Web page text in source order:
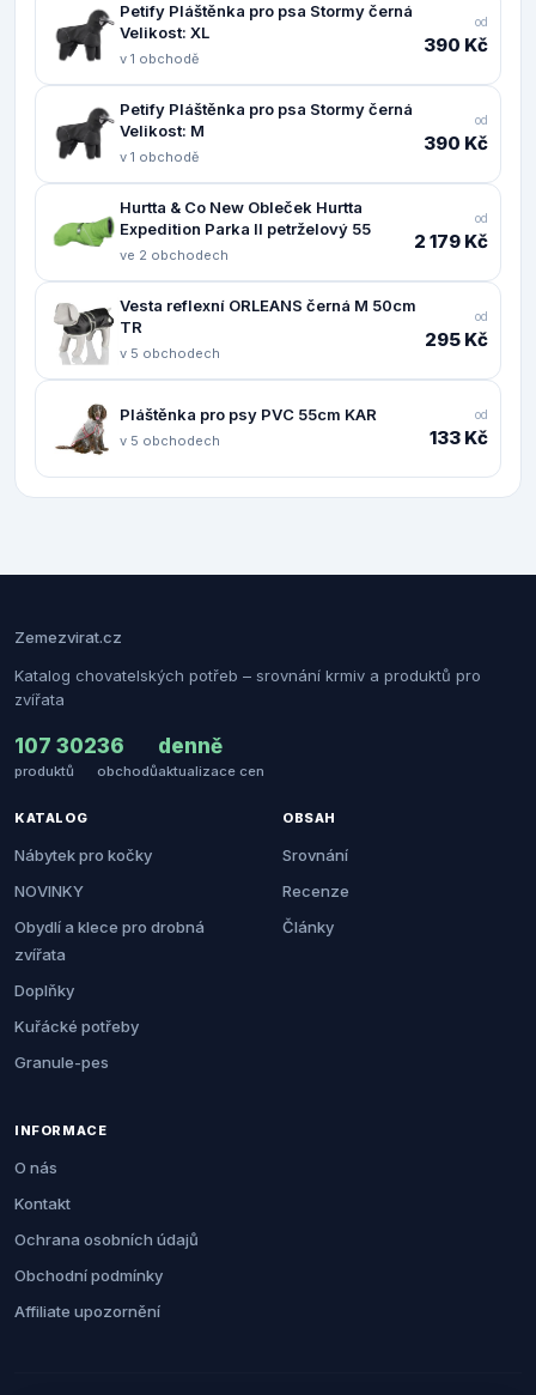
Petify Pláštěnka pro psa Stormy černá
Velikost: XL
v 1 obchodě
od
390 Kč
Petify Pláštěnka pro psa Stormy černá
Velikost: M
v 1 obchodě
od
390 Kč
Hurtta & Co New Obleček Hurtta
Expedition Parka II petrželový 55
ve 2 obchodech
od
2 179 Kč
Vesta reflexní ORLEANS černá M 50cm
TR
v 5 obchodech
od
295 Kč
Pláštěnka pro psy PVC 55cm KAR
v 5 obchodech
od
133 Kč
Zemezvirat.cz
Katalog chovatelských potřeb – srovnání krmiv a produktů pro
zvířata
107 302
produktů
36
obchodů
denně
aktualizace cen
KATALOG
Nábytek pro kočky
NOVINKY
Obydlí a klece pro drobná
zvířata
Doplňky
Kuřácké potřeby
Granule-pes
OBSAH
Srovnání
Recenze
Články
INFORMACE
O nás
Kontakt
Ochrana osobních údajů
Obchodní podmínky
Affiliate upozornění